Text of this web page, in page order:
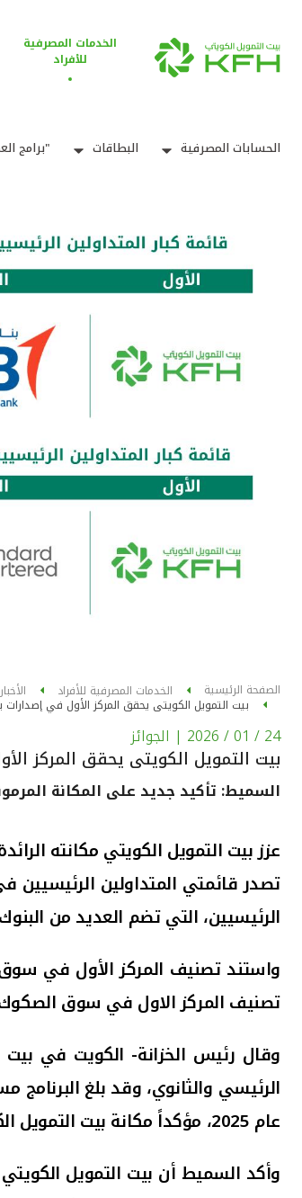
الخدمات المصرفية
للأفراد
الحسابات المصرفية البطاقات "برامج
الصفحة الرئيسية الخدمات المصرفية للأفراد الأخبار
بيت التمويل الكويتى يحقق المركز الأول في إصدارات
24 / 01 / 2026 | الجوائز
بيت التمويل الكويتى يحقق المركز
السميط: تأكيد جديد على المكانة
عززبيت التمويل الكويتي مكانته
تصدر قائمتي المتداولين الرئيسيين
الرئيسيين، التي تضم العديد من البنوك
تصنيف المركز الاول في سوق الصكوك
وقال رئيس الخزانة- الكويت في
الرئيسي والثانوي، وقد بلغ البرنامج مستوى
عام 2025
، مؤكداً مكانة بيت
وأكد السميط أن بيت التمويل